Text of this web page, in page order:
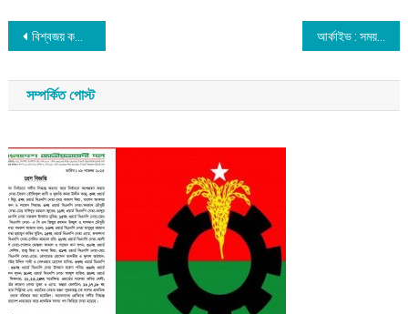
Post
navigation
বিশ্বজয় করেছে বাংলাদেশি হাফেজ সালেহ আর্কাইভ : সময় ম্যাগাজিন ১ম সংখ্যা
সম্পর্কিত পোস্ট